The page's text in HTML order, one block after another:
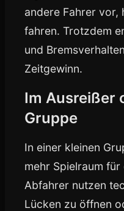
andere Fahrer vor,
fahren. Trotzdem
und
Zeitgewinn.
Im Ausreißer
Gruppe
In einer kleinen
mehr Spielraum
Abfahrer nutzen
Lücken zu öffnen